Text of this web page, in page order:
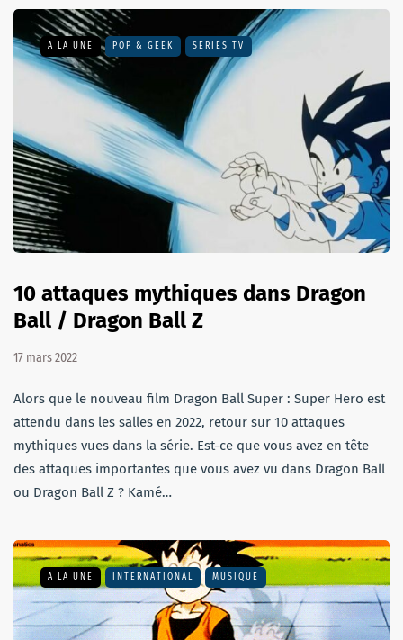
A LA UNE POP & GEEK SÉRIES TV
10 attaques mythiques dans Dragon
Ball / Dragon Ball Z
17 mars 2022
Alors que le nouveau film Dragon Ball Super : Super Hero est
attendu dans les salles en 2022, retour sur 10 attaques
mythiques vues dans la série. Est-ce que vous avez en tête
des attaques importantes que vous avez vu dans Dragon Ball
ou Dragon Ball Z ? Kamé…
A LA UNE INTERNATIONAL MUSIQUE